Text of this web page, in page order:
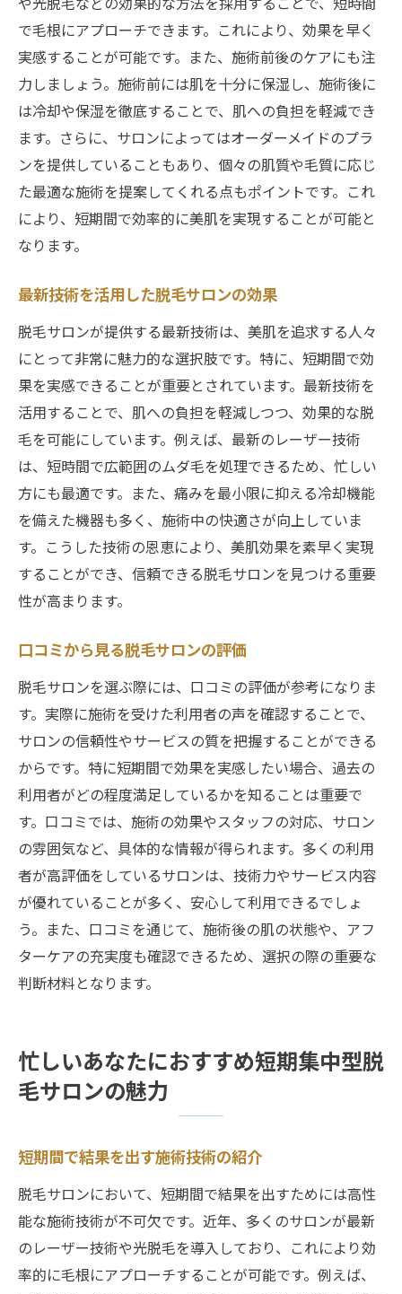
短期間での効果を支える施術スタッフの技
術
効率的な予約システムの活用方法
施術の効果を上げるためのホームケア
施術後に差がつくアフターケアのポイント
短期集中で通える脱毛サロンを選ぶ際の注意点
短期間で通うためのスケジューリングのコ
ツ
施術前後の生活習慣の見直し
効果を持続させるための習慣
トラブルを避けるためのサロン選び
で毛根にアプローチできます。これにより、効果を早く
実感することが可能です。また、施術前後のケアにも注
力しましょう。施術前には肌を十分に保湿し、施術後に
は冷却や保湿を徹底することで、肌への負担を軽減でき
ます。さらに、サロンによってはオーダーメイドのプラ
ンを提供していることもあり、個々の肌質や毛質に応じ
た最適な施術を提案してくれる点もポイントです。これ
により、短期間で効率的に美肌を実現することが可能と
なります。
最新技術を活用した脱毛サロンの効果
脱毛サロンが提供する最新技術は、美肌を追求する人々
にとって非常に魅力的な選択肢です。特に、短期間で効
果を実感できることが重要とされています。最新技術を
活用することで、肌への負担を軽減しつつ、効果的な脱
毛を可能にしています。例えば、最新のレーザー技術
は、短時間で広範囲のムダ毛を処理できるため、忙しい
方にも最適です。また、痛みを最小限に抑える冷却機能
を備えた機器も多く、施術中の快適さが向上していま
す。こうした技術の恩恵により、美肌効果を素早く実現
することができ、信頼できる脱毛サロンを見つける重要
性が高まります。
口コミから見る脱毛サロンの評価
脱毛サロンを選ぶ際には、口コミの評価が参考になりま
す。実際に施術を受けた利用者の声を確認することで、
サロンの信頼性やサービスの質を把握することができる
からです。特に短期間で効果を実感したい場合、過去の
利用者がどの程度満足しているかを知ることは重要で
す。口コミでは、施術の効果やスタッフの対応、サロン
の雰囲気など、具体的な情報が得られます。多くの利用
者が高評価をしているサロンは、技術力やサービス内容
が優れていることが多く、安心して利用できるでしょ
う。また、口コミを通じて、施術後の肌の状態や、アフ
ターケアの充実度も確認できるため、選択の際の重要な
判断材料となります。
忙しいあなたにおすすめ短期集中型脱
毛サロンの魅力
短期間で結果を出す施術技術の紹介
脱毛サロンにおいて、短期間で結果を出すためには高性
能な施術技術が不可欠です。近年、多くのサロンが最新
のレーザー技術や光脱毛を導入しており、これにより効
率的に毛根にアプローチすることが可能です。例えば、